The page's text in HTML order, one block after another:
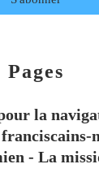
Pages
la
- La